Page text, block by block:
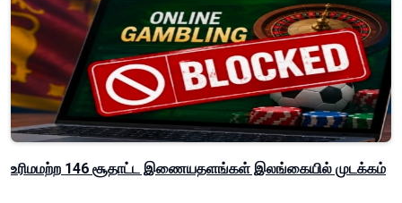
உரிமமற்ற 146 சூதாட்ட இணையதளங்கள் இலங்கையில் முடக்கம்